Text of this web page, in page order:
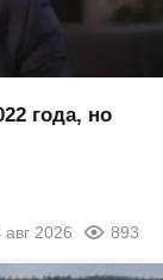
года, но
авг 2026 893